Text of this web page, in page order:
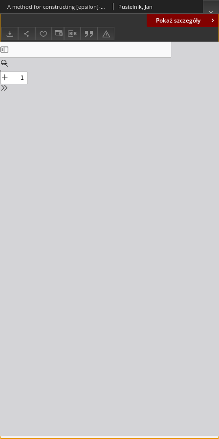
Pokaż szczegóły
A method for constructing [epsilon]-value functions for the Bolza problem of optimal control Pustelnik, Jan